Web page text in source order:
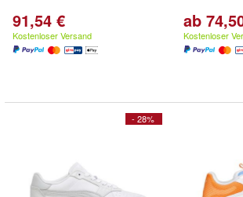
91,54 €
Kostenloser Versand
ab
Kostenloser
- 28%